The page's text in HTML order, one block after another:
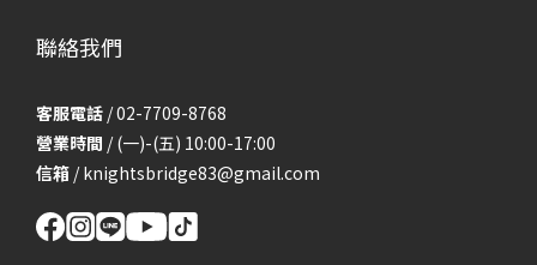
聯絡我們
客服電話 / 02-7709-8768
營業時間 / (一)-(五) 10:00-17:00
信箱 /knightsbridge83@gmail.com